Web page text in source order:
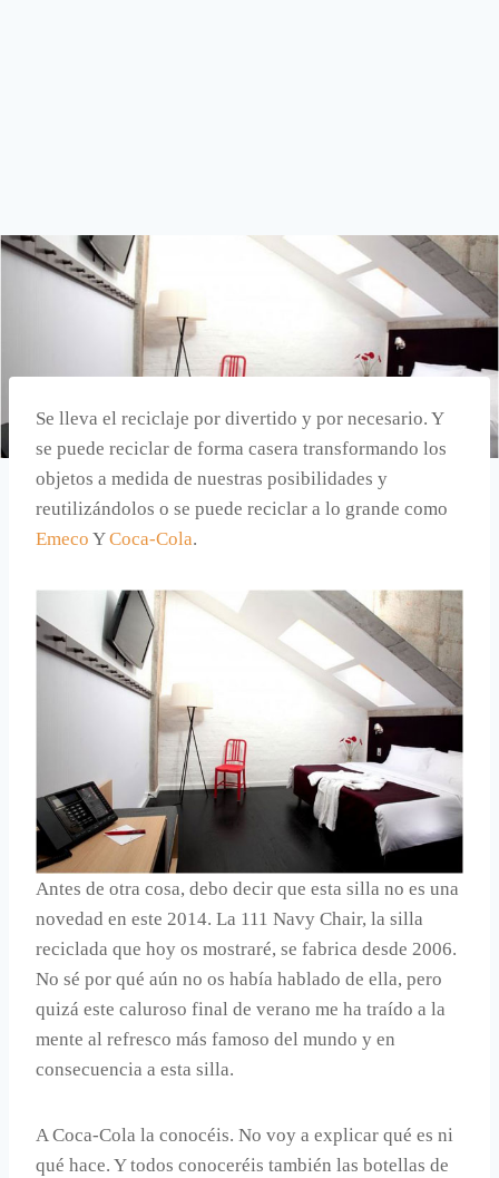
Se lleva el reciclaje por divertido y por necesario. Y
se puede reciclar de forma casera transformando los
objetos a medida de nuestras posibilidades y
reutilizándolos o se puede reciclar a lo grande como
Emeco YCoca-Cola.
Antes de otra cosa, debo decir que esta silla no es una
novedad en este 2014. La 111 Navy Chair, la silla
reciclada que hoy os mostraré, se fabrica desde 2006.
No sé por qué aún no os había hablado de ella, pero
quizá este caluroso final de verano me ha traído a la
mente al refresco más famoso del mundo y en
consecuencia a esta silla.
A Coca-Cola la conocéis. No voy a explicar qué es ni
qué hace. Y todos conoceréis también las botellas de